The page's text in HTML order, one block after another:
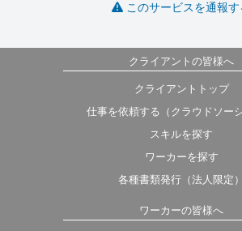
このサービスを通報す
クライアントの皆様へ
クライアントトップ
仕事を依頼する（クラウドソーシ
スキルを探す
ワーカーを探す
各種書類発行（法人限定）
ワーカーの皆様へ